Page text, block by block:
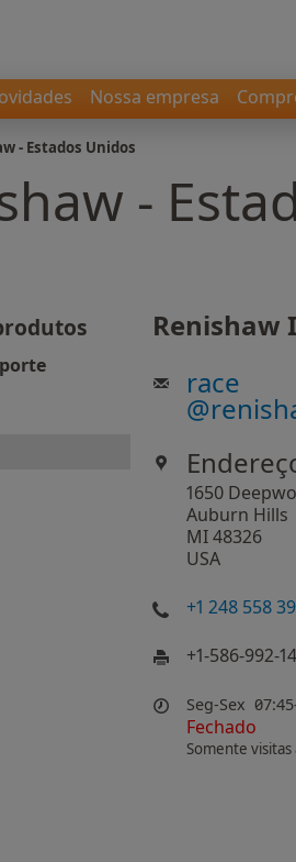
Nossa empresa
- Estados Unidos
-
Renishaw
race
@
1650
Auburn Hills
MI 48326
USA
+1 248 558
+1-586-992-
Seg-Sex
Fechado
Somente visitas